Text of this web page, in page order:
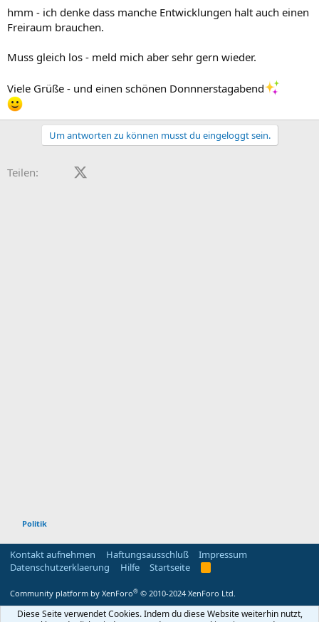
hmm - ich denke dass manche Entwicklungen halt auch einen
Freiraum brauchen.
Muss gleich los - meld mich aber sehr gern wieder.
Viele Grüße - und einen schönen Donnnerstagabend
Um antworten zu können musst du eingeloggt sein.
Teilen: Facebook
Politik
Kontakt aufnehmen Haftungsausschluß
Impressum
Datenschutzerklaerung
Hilfe Startseite
R
S
Community platform by XenForo® © 2010-2024 XenForo Ltd.
Diese Seite verwendet Cookies. Indem du diese Website weiterhin nutzt,